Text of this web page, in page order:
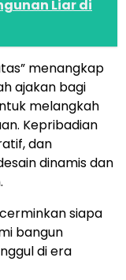
Liar di
menangkap
ajakan bagi
melangkah
Kepribadian
dan
dinamis dan
siapa
bangun
di era